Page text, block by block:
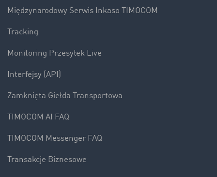
Międzynarodowy Serwis Inkaso TIMOCOM
Tracking
Monitoring Przesyłek Live
Interfejsy (API)
Zamknięta Giełda Transportowa
TIMOCOM AI FAQ
TIMOCOM Messenger FAQ
Transakcje Biznesowe